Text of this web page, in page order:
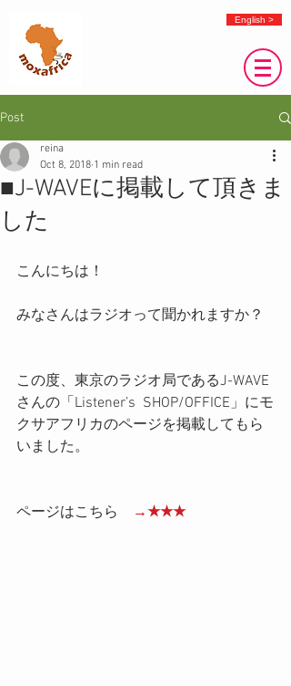
English >
Post
■J-WAVEに掲載して頂きま
した
reina
Oct 8, 2018 1 min read
こんにちは！
みなさんはラジオって聞かれますか？
この度、東京のラジオ局であるJ-WAVE
さんの「Listener’s  SHOP/OFFICE」にモ
クサアフリカのページを掲載してもら
いました。
ページはこちら →★★★